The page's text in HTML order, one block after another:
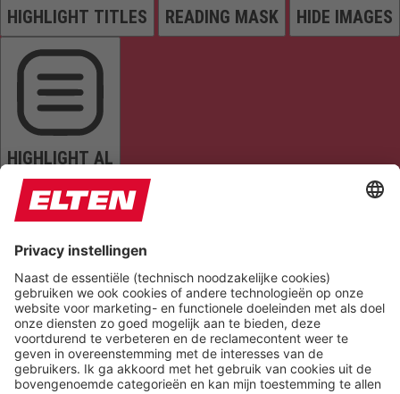
HIGHLIGHT TITLES READING MASK HIDE IMAGES
HIGHLIGHT AL
READ PAGE MUTE SOUNDS STOP ANIMATIONS
Reset Settings